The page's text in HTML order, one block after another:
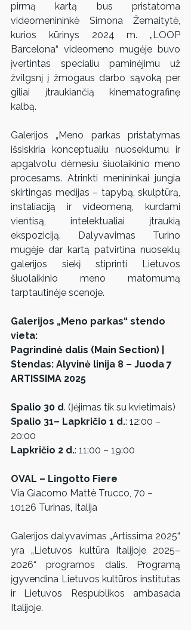
pirmą kartą bus pristatoma
videomenininkė Simona Žemaitytė,
kurios kūrinys 2024 m. „LOOP
Barcelona“ videomeno mugėje buvo
įvertintas specialiu paminėjimu už
žvilgsnį į žmogaus darbo sąvoką per
giliai įtraukiančią kinematografinę
kalbą.
Galerijos „Meno parkas pristatymas
išsiskiria konceptualiu nuoseklumu ir
apgalvotu dėmesiu šiuolaikinio meno
procesams. Atrinkti menininkai jungia
skirtingas medijas – tapybą, skulptūrą,
instaliaciją ir videomeną, kurdami
vientisą, intelektualiai įtraukią
ekspoziciją. Dalyvavimas Turino
mugėje dar kartą patvirtina nuoseklų
galerijos siekį stiprinti Lietuvos
šiuolaikinio meno matomumą
tarptautinėje scenoje.
Galerijos „Meno parkas“ stendo
vieta:
Pagrindinė dalis (Main Section) |
Stendas: Alyvinė linija 8 – Juoda 7
ARTISSIMA 2025
Spalio 30 d. (Įėjimas tik su kvietimais)
Spalio 31– Lapkričio 1 d.: 12:00 –
20:00
Lapkričio 2 d.: 11:00 – 19:00
OVAL – Lingotto Fiere
Via Giacomo Mattè Trucco, 70 –
10126 Turinas, Italija
Galerijos dalyvavimas „Artissima 2025“
yra „Lietuvos kultūra Italijoje 2025–
2026“ programos dalis. Programą
įgyvendina Lietuvos kultūros institutas
ir Lietuvos Respublikos ambasada
Italijoje.